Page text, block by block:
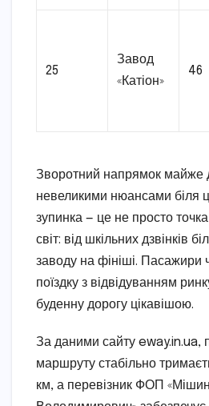
25
Завод
«Катіон»
46
Зворотний напрямок майже
невеликими нюансами біля
зупинка — це не просто
світ: від шкільних дзвінків
заводу на фініші. Пасажири
поїздку з відвідуванням
буденну дорогу цікавішою.
За даними сайту eway.in.ua,
маршруту стабільно
км, а перевізник ФОП